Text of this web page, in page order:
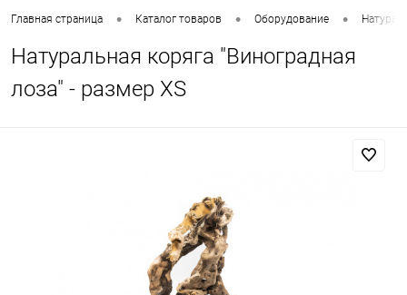
Главная страница • Каталог товаров • Оборудование •
Натуральная коряга "Виноградная
лоза" - размер XS